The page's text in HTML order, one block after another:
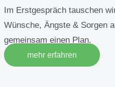
Im Erstgespräch tauschen
Wünsche, Ängste & Sorgen
gemeinsam einen Plan.
mehr erfahren